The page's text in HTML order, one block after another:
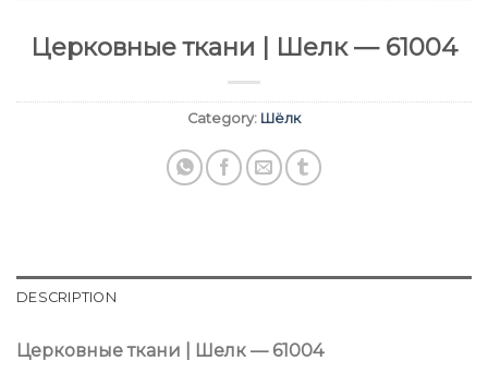
Церковные ткани | Шелк — 61004
Category: Шёлк
DESCRIPTION
Церковные ткани | Шелк — 61004